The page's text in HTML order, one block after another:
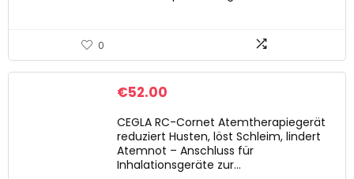
0
€52.00
CEGLA RC-Cornet Atemtherapiegerät
reduziert Husten, löst Schleim, lindert
Atemnot – Anschluss für
Inhalationsgeräte zur…